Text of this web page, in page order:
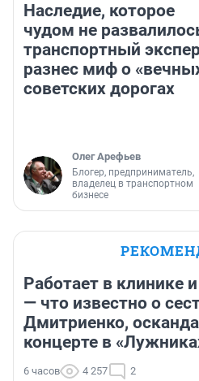
Наследие, которое
чудом не
транспортный
разнес миф о
советских дорогах
Олег Арефьев
Блогер, предприниматель,
владелец в транспортном
бизнесе
Работает в клинике
— что известно о
Дмитриенко,
концерте в
6 часов 4 257 2